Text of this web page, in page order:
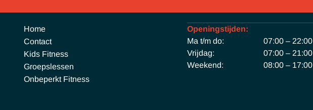
Home
Contact
Kids Fitness
Groepslessen
Onbeperkt Fitness
Openingstijden:
Ma t/m do:
07:00 – 22:00
Vrijdag:
07:00 – 21:00
Weekend:
08:00 – 17:00